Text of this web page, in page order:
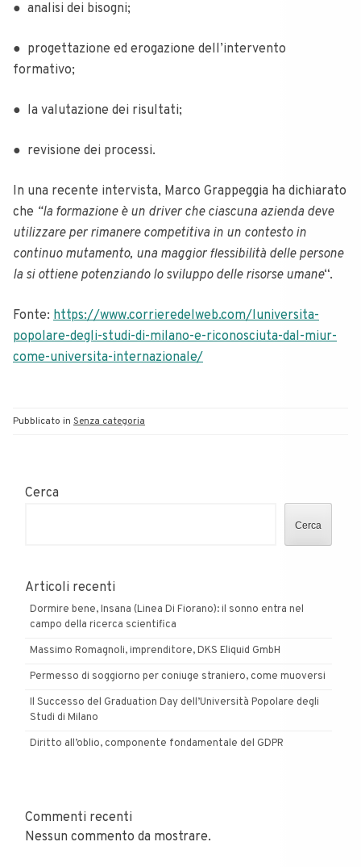
● analisi dei bisogni;
● progettazione ed erogazione dell’intervento
formativo;
● la valutazione dei risultati;
● revisione dei processi.
In una recente intervista, Marco Grappeggia ha dichiarato
che “la formazione è un driver che ciascuna azienda deve
utilizzare per rimanere competitiva in un contesto in
continuo mutamento, una maggior flessibilità delle persone
la si ottiene potenziando lo sviluppo delle risorse umane“.
Fonte: https://www.corrieredelweb.com/luniversita-
popolare-degli-studi-di-milano-e-riconosciuta-dal-miur-
come-universita-internazionale/
Pubblicato in Senza categoria
Cerca
Cerca
Articoli recenti
Dormire bene, Insana (Linea Di Fiorano): il sonno entra nel
campo della ricerca scientifica
Massimo Romagnoli, imprenditore, DKS Eliquid GmbH
Permesso di soggiorno per coniuge straniero, come muoversi
Il Successo del Graduation Day dell’Università Popolare degli
Studi di Milano
Diritto all’oblio, componente fondamentale del GDPR
Commenti recenti
Nessun commento da mostrare.